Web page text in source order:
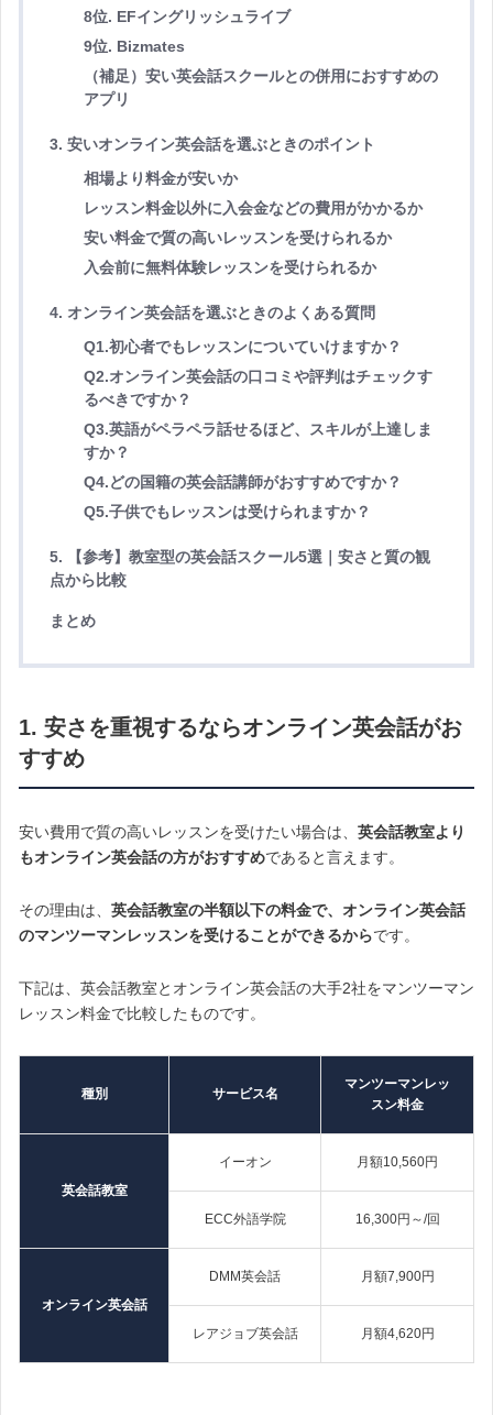
8位. EFイングリッシュライブ
9位. Bizmates
（補足）安い英会話スクールとの併用におすすめの
アプリ
3. 安いオンライン英会話を選ぶときのポイント
相場より料金が安いか
レッスン料金以外に入会金などの費用がかかるか
安い料金で質の高いレッスンを受けられるか
入会前に無料体験レッスンを受けられるか
4. オンライン英会話を選ぶときのよくある質問
Q1.初心者でもレッスンについていけますか？
Q2.オンライン英会話の口コミや評判はチェックす
るべきですか？
Q3.英語がペラペラ話せるほど、スキルが上達しま
すか？
Q4.どの国籍の英会話講師がおすすめですか？
Q5.子供でもレッスンは受けられますか？
5. 【参考】教室型の英会話スクール5選｜安さと質の観
点から比較
まとめ
1. 安さを重視するならオンライン英会話がお
すすめ
安い費用で質の高いレッスンを受けたい場合は、 英会話教室より
もオンライン英会話の方がおすすめであると言えます。
その理由は、 英会話教室の半額以下の料金で、オンライン英会話
のマンツーマンレッスンを受けることができるからです。
下記は、英会話教室とオンライン英会話の大手2社をマンツーマン
レッスン料金で比較したものです。
種別 サービス名
マンツーマンレッ
スン料金
英会話教室
イーオン 月額10,560円
ECC外語学院 16,300円～/回
オンライン英会話
DMM英会話 月額7,900円
レアジョブ英会話 月額4,620円